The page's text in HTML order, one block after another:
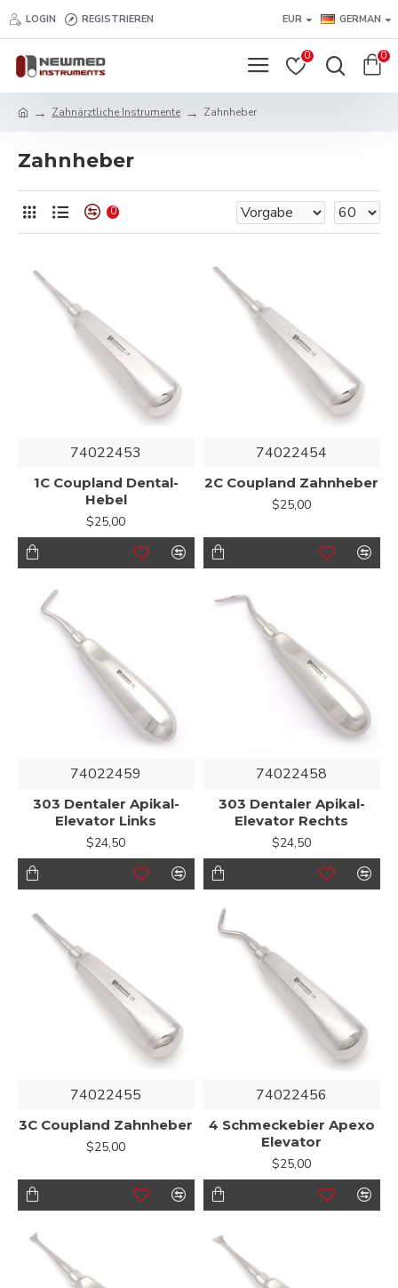
LOGIN REGISTRIEREN EUR GERMAN
0 0
Zahnärztliche Instrumente Zahnheber
Zahnheber
0
74022453
1C Coupland Dental-
Hebel
$25,00
74022454
2C Coupland Zahnheber
$25,00
74022459
303 Dentaler Apikal-
Elevator Links
$24,50
74022458
303 Dentaler Apikal-
Elevator Rechts
$24,50
74022455
3C Coupland Zahnheber
$25,00
74022456
4 Schmeckebier Apexo
Elevator
$25,00